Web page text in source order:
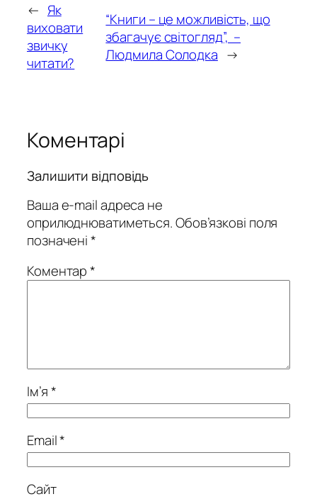
← Як
виховати
звичку
читати?
“Книги – це можливість, що
збагачує світогляд”, –
Людмила Солодка →
Коментарі
Залишити відповідь
Ваша e-mail адреса не
оприлюднюватиметься.Обов’язкові поля
позначені*
Коментар*
Ім’я*
Email*
Сайт